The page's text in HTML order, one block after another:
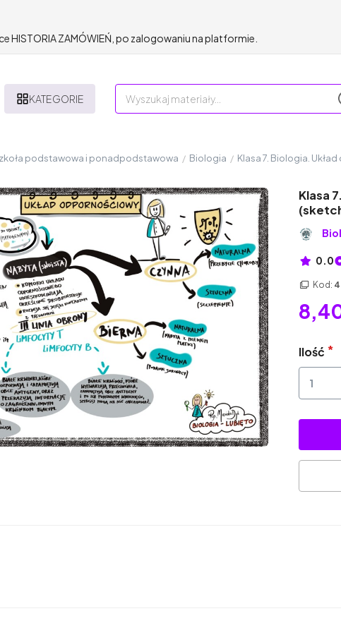
HISTORIA ZAMÓWIEŃ, po zalogowaniu na platformie.
KATEGORIE
podstawowa i ponadpodstawowa / Biologia / Klasa 7. Biologia.
Klasa
0.0
Kod:
Ilość